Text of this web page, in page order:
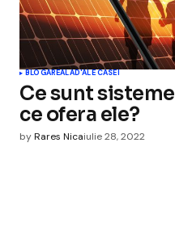
BLOGAREALAD'ALE CASEI
Ce sunt
ce ofera ele?
byRares Nicaiulie 28, 2022